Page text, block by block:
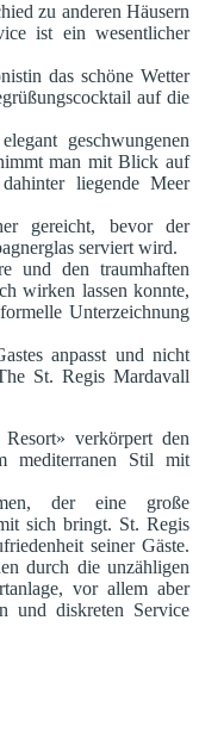
zu anderen Häusern
ist ein wesentlicher
das schöne Wetter
auf die
geschwungenen
man mit Blick auf
liegende Meer
gereicht, bevor der
serviert wird.
und den traumhaften
wirken lassen konnte,
Unterzeichnung
anpasst und nicht
St. Regis Mardavall
verkörpert den
mediterranen Stil mit
der eine große
sich bringt. St. Regis
seiner Gäste.
durch die unzähligen
vor allem aber
und diskreten Service